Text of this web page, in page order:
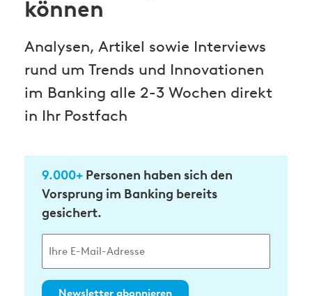
können
Analysen, Artikel sowie Interviews
rund um Trends und Innovationen
im Banking alle 2-3 Wochen direkt
in Ihr Postfach
9.000+ Personen haben sich den
Vorsprung im Banking bereits
gesichert.
Newsletter abonnieren